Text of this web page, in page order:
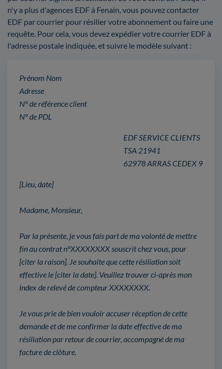
n'y a plus d'agences EDF à Fenain, vous pouvez contacter
EDF par courrier pour résilier votre abonnement ou faire une
requête. Pour cela, vous devez expédier votre courrier EDF à
l'adresse postale indiquée, et suivre le modèle suivant :
Prénom Nom
Adresse
N° de référence client
N° de PDL
EDF SERVICE CLIENTS
TSA 21941
62978 ARRAS CEDEX 9
[Lieu, date]
Madame, Monsieur,
Par la présente, je vous fais part de ma volonté de mettre
fin au contrat n°XXXXXXXX souscrit chez vous, pour
[citer la raison]. Je souhaite que cette résiliation soit
effective le [citer la date]. Veuillez trouver ci-après mon
index de relevé de compteur XXXXXXXX.
Je vous prie de bien vouloir accuser réception de cette
demande et de me confirmer la date effective de ma
résiliation par retour de courrier, accompagné de ma
facture de clôture.